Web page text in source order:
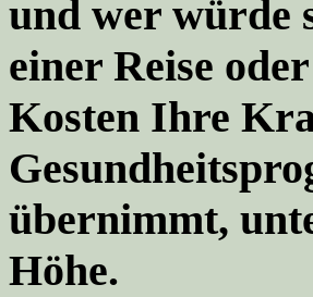
und wer würde
einer Reise
Kosten Ihre
übernimmt,
Höhe.